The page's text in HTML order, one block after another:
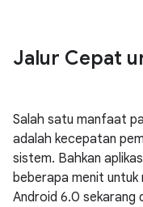
Jalur Cepat
Salah satu manfaat
adalah kecepatan
sistem. Bahkan
beberapa menit untuk
Android 6.0 sekarang